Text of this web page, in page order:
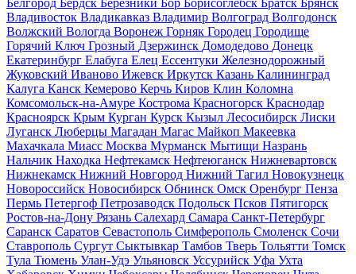
Владивосток Владикавказ Владимир Волгоград Волгодонск
Волжский Вологда Воронеж Горняк Городец Городище
Горячий Ключ Грозный Дзержинск Домодедово Донецк
Екатеринбург Елабуга Елец Ессентуки Железнодорожный
Жуковский Иваново Ижевск Иркутск Казань Калининград
Калуга Канск Кемерово Керчь Киров Клин Коломна
Комсомольск-на-Амуре Кострома Красногорск Краснодар
Красноярск Крым Курган Курск Кызыл Лесосибирск Лиски
Луганск Люберцы Магадан Магас Майкоп Макеевка
Махачкала Миасс Москва Мурманск Мытищи Назрань
Нальчик Находка Нефтекамск Нефтеюганск Нижневартовск
Нижнекамск Нижний Новгород Нижний Тагил Новокузнецк
Новороссийск Новосибирск Обнинск Омск Оренбург Пенза
Пермь Петергоф Петрозаводск Подольск Псков Пятигорск
Ростов-на-Дону Рязань Салехард Самара Санкт-Петербург
Саранск Саратов Севастополь Симферополь Смоленск Сочи
Ставрополь Сургут Сыктывкар Тамбов Тверь Тольятти Томск
Тула Тюмень Улан-Удэ Ульяновск Уссурийск Уфа Ухта